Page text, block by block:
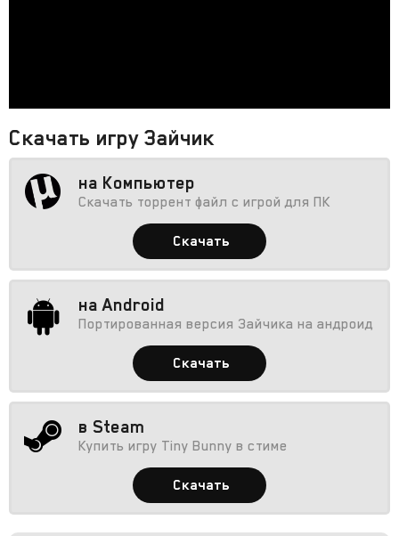
Скачать игру Зайчик
на Компьютер
Скачать торрент файл с игрой для ПК
Скачать
на Android
Портированная версия Зайчика на андроид
Скачать
в Steam
Купить игру Tiny Bunny в стиме
Скачать